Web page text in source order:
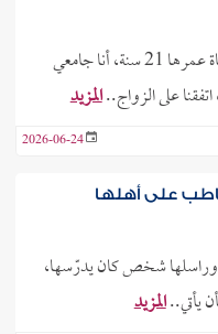
السلام عليكم. عمري 33 سنة، وخطبت فتاة عمرها 21 سنة، أنا جامعي
المزيد
2026-06-24
على أهلها
وراسلها شخص كان يدرّسها،
يأتي..المزيد